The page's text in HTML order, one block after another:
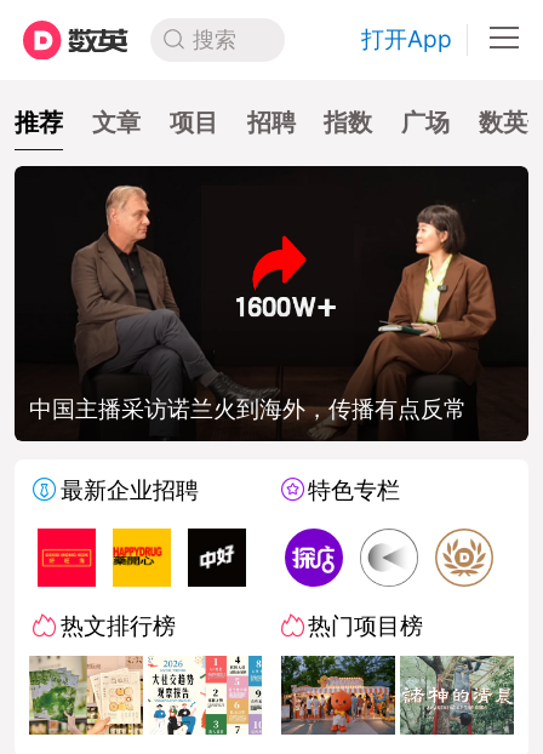
搜索 打开App
推荐 文章 项目 招聘 指数 广场 数英
中国主播采访诺兰火到海外，传播有点反常
最新企业招聘
热文排行榜
特色专栏
热门项目榜